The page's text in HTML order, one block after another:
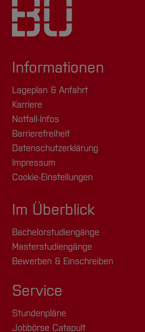
Informationen
Lageplan & Anfahrt
Karriere
Notfall-Infos
Barrierefreiheit
Datenschutzerklärung
Impressum
Cookie-Einstellungen
Im Überblick
Bachelorstudiengänge
Masterstudiengänge
Bewerben & Einschreiben
Service
Stundenpläne
Jobbörse Catapult